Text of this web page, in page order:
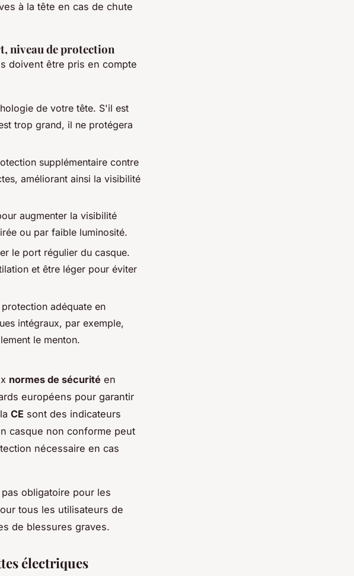
à la tête en cas de chute
niveau de protection
doivent être pris en compte
de votre tête. S'il est
trop grand, il ne protégera
supplémentaire contre
améliorant ainsi la visibilité
augmenter la visibilité
ou par faible luminosité.
le port régulier du casque.
et être léger pour éviter
adéquate en
intégraux, par exemple,
le menton.
normes de sécurité en
européens pour garantir
CE sont des indicateurs
casque non conforme peut
nécessaire en cas
obligatoire pour les
tous les utilisateurs de
de blessures graves.
électriques